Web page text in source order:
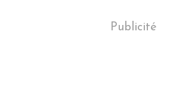
Publicité